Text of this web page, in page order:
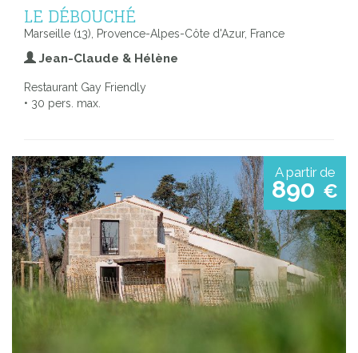
LE DÉBOUCHÉ
Marseille (13), Provence-Alpes-Côte d'Azur, France
Jean-Claude & Hélène
Restaurant Gay Friendly
• 30 pers. max.
A partir de
890 €